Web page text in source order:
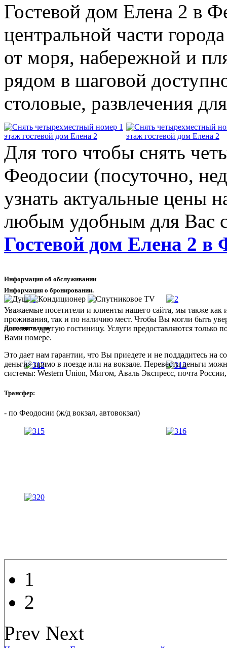
Гостевой дом Елена 2 в
центральной части
от моря, набережной и
рядом в шаговой
столовые, развлечения
Для того чтобы снять
Феодосии (посуточно,
узнать актуальные цены
любым удобным для Вас
Гостевой дом Елена 2 в
Информация об обслуживании
Дополнительно
Информация о бронировании.
Уважаемые посетители и клиенты нашего сайта, мы также
проживания, так и по наличию мест. Чтобы Вы могли быть
поселят в другую гостиницу. Услуги предоставляются
Вами номере.
Это дает нам гарантии, что Вы приедете и не поддадитесь
деньги» прямо в поезде или на вокзале. Перевести деньги
системы: Western Union, Мигом, Аваль Экспресс, почта
Трансфер:
- по Феодосии (ж/д вокзал, автовокзал)
1
2
Prev Next